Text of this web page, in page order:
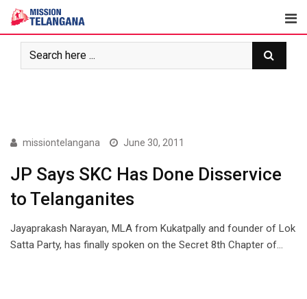
Skip
content
ARTICLES
missiontelangana June 30, 2011
JP Says SKC Has Done Disservice
to Telanganites
Jayaprakash Narayan, MLA from Kukatpally and founder of Lok
Satta Party, has finally spoken on the Secret 8th Chapter of…